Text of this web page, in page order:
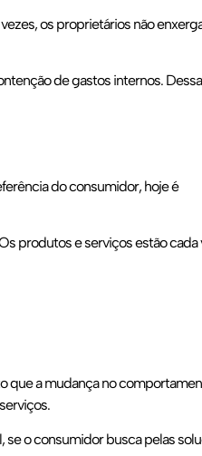
os proprietários não
de gastos internos. Dessa
do consumidor, hoje é
produtos e serviços estão cada
que a mudança no
o consumidor busca pelas